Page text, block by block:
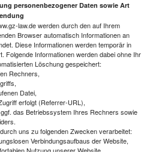
personenbezogener Daten sowie Art
law.de werden durch den auf Ihrem
Browser automatisch Informationen an
Diese Informationen werden temporär in
Folgende Informationen werden dabei ohne Ihr
Löschung gespeichert:
Rechners,
Datei,
erfolgt (Referrer-URL),
das Betriebssystem Ihres Rechners sowie
uns zu folgenden Zwecken verarbeitet:
Verbindungsaufbaus der Website,